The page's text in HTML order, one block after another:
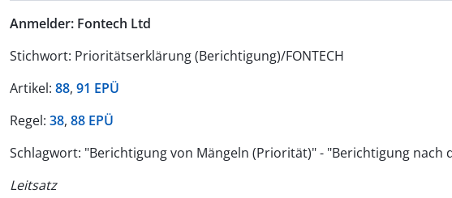
Anmelder: Fontech Ltd
Stichwort: Prioritätserklärung (Berichtigung)/FONTECH
Artikel: 88, 91 EPÜ
Regel: 38, 88 EPÜ
Schlagwort: "Berichtigung von Mängeln (Priorität)" - "Berichtigung
Leitsatz